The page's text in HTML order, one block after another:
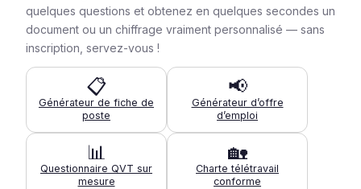
quelques questions et obtenez en quelques secondes un
document ou un chiffrage vraiment personnalisé — sans
inscription, servez-vous !
📋
Générateur de fiche de
poste
📢
Générateur d’offre
d’emploi
📊
Questionnaire QVT sur
mesure
🏡
Charte télétravail
conforme